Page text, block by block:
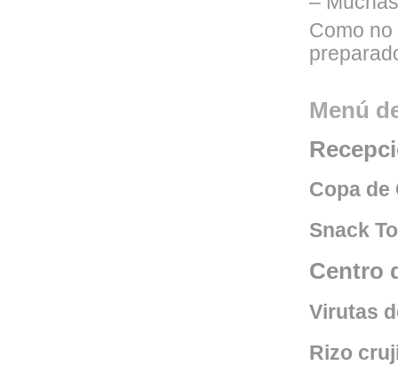
Como
Menú
Copa de
Snack
Centro
Virutas
Rizo